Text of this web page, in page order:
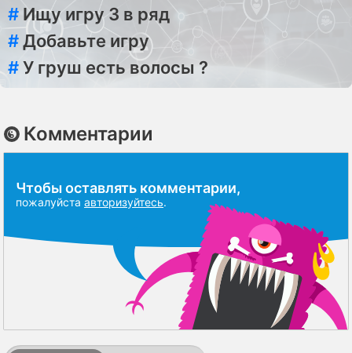
# Ищу игру 3 в ряд
#Добавьте игру
#У груш есть волосы ?
Комментарии
Чтобы оставлять комментарии,
пожалуйста авторизуйтесь.